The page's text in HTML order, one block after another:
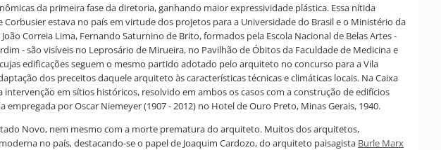
da primeira fase da diretoria, ganhando maior expressividade plástica. Essa nítida
estava no país em virtude dos projetos para a Universidade do Brasil e o Ministério da
Correia Lima, Fernando Saturnino de Brito, formados pela Escola Nacional de Belas Artes -
- são visíveis no Leprosário de Mirueira, no Pavilhão de Óbitos da Faculdade de Medicina e
edificações seguem o mesmo partido adotado pelo arquiteto no concurso para a Vila
dos preceitos daquele arquiteto às características técnicas e climáticas locais. Na Caixa
em sítios históricos, resolvido em ambos os casos com a construção de edifícios
por Oscar Niemeyer (1907 - 2012) no Hotel de Ouro Preto, Minas Gerais, 1940.
Novo, nem mesmo com a morte prematura do arquiteto. Muitos dos arquitetos,
no país, destacando-se o papel de Joaquim Cardozo, do arquiteto paisagista Burle Marx